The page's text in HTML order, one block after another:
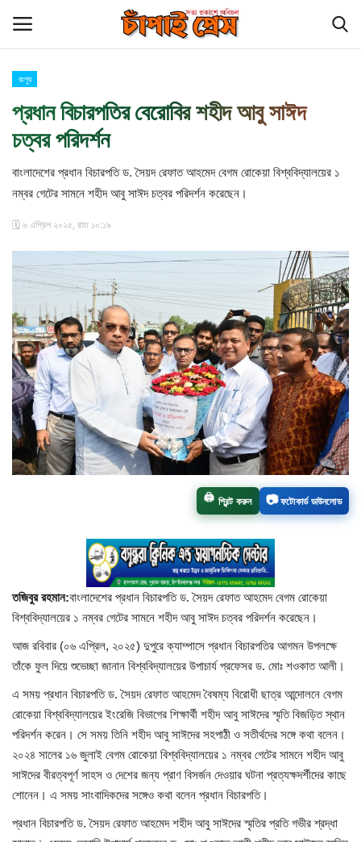
হোম
চাঁপাই প্রেস পরিবার
কুমিল্লা
চাঁপাইনবাবগঞ্জ সীমান্ত
বিনোদন
আমাদের সম্পর্কে
চাঁপাইনবাবগঞ্জ সদর
রাজশাহী বিভাগ
নাচোল
ভোলাহাট
চট্টগ্রাম
খাগড়াছড়ি
ব্রাহ্মণবাড়িয়া
রংপুর
প্রধান বিচারপতির বেরোবির শহীদ আবু সাঈদ
চত্বর পরিদর্শন
বাংলাদেশের প্রধান বিচারপতি ড. সৈয়দ রেফাত আহমেদ বেগম রোকেয়া বিশ্ববিদ্যালয়ের ১
নম্বর গেটের সামনে শহীদ আবু সাঈদ চত্বর পরিদর্শন করেছেন।
🗓️ ৬ এপ্রিল ২০২৫, রাত ১০:১৯
🖨️ প্রিন্ট করুন 📷 ফটোকার্ড ডাউনলোড
তজিবুর রহমান:বাংলাদেশের প্রধান বিচারপতি ড. সৈয়দ রেফাত আহমেদ বেগম রোকেয়া
বিশ্ববিদ্যালয়ের ১ নম্বর গেটের সামনে শহীদ আবু সাঈদ চত্বর পরিদর্শন করেছেন।
আজ রবিবার (০৬ এপ্রিল, ২০২৫) দুপুরে ক্যাম্পাসে প্রধান বিচারপতির আগমন উপলক্ষে
তাঁকে ফুল দিয়ে শুভেচ্ছা জানান বিশ্ববিদ্যালয়ের উপাচার্য প্রফেসর ড. মোঃ শওকাত আলী।
এ সময় প্রধান বিচারপতি ড. সৈয়দ রেফাত আহমেদ বৈষম্য বিরোধী ছাত্র আন্দোলনে বেগম
রোকেয়া বিশ্ববিদ্যালয়ের ইংরেজি বিভাগের শিক্ষার্থী শহীদ আবু সাঈদের স্মৃতি বিজড়িত স্থান
পরিদর্শন করেন। সে সময় তিনি শহীদ আবু সাঈদের সহপাঠী ও সতীর্থদের সঙ্গে কথা বলেন।
২০২৪ সালের ১৬ জুলাই বেগম রোকেয়া বিশ্ববিদ্যালয়ের ১ নম্বর গেটের সামনে শহীদ আবু
সাঈদের বীরত্বপূর্ণ সাহস ও দেশের জন্য প্রাণ বিসর্জন দেওয়ার ঘটনা প্রত্যক্ষদর্শীদের কাছে
শোনেন। এ সময় সাংবাদিকদের সঙ্গেও কথা বলেন প্রধান বিচারপতি।
প্রধান বিচারপতি ড. সৈয়দ রেফাত আহমেদ শহীদ আবু সাঈদের স্মৃতির প্রতি গভীর শ্রদ্ধা